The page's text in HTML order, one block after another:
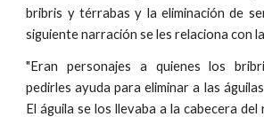
bribris y térrabas y la eliminación de
siguiente narración se les relaciona con
"Eran personajes a quienes los
pedirles ayuda para eliminar a las
El águila se los llevaba a la cabecera del